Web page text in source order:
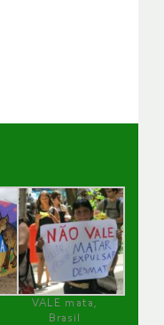
VALE mata,
Brasil